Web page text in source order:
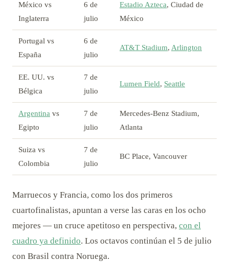
México vs
Inglaterra
6 de
julio
Estadio Azteca, Ciudad de
México
Portugal vs
España
6 de
julio
AT&T Stadium, Arlington
EE. UU. vs
Bélgica
7 de
julio
Lumen Field, Seattle
Argentina vs
Egipto
7 de
julio
Mercedes-Benz Stadium,
Atlanta
Suiza vs
Colombia
7 de
julio
BC Place, Vancouver
Marruecos y Francia, como los dos primeros
cuartofinalistas, apuntan a verse las caras en los ocho
mejores — un cruce apetitoso en perspectiva, con el
cuadro ya definido. Los octavos continúan el 5 de julio
con Brasil contra Noruega.